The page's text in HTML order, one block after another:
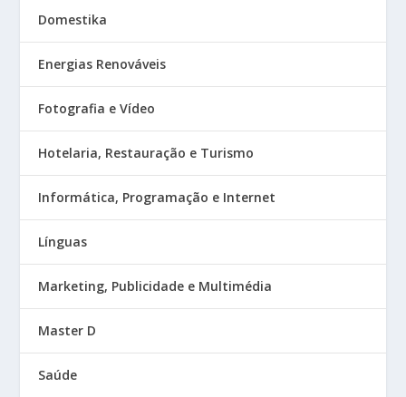
Domestika
Energias Renováveis
Fotografia e Vídeo
Hotelaria, Restauração e Turismo
Informática, Programação e Internet
Línguas
Marketing, Publicidade e Multimédia
Master D
Saúde